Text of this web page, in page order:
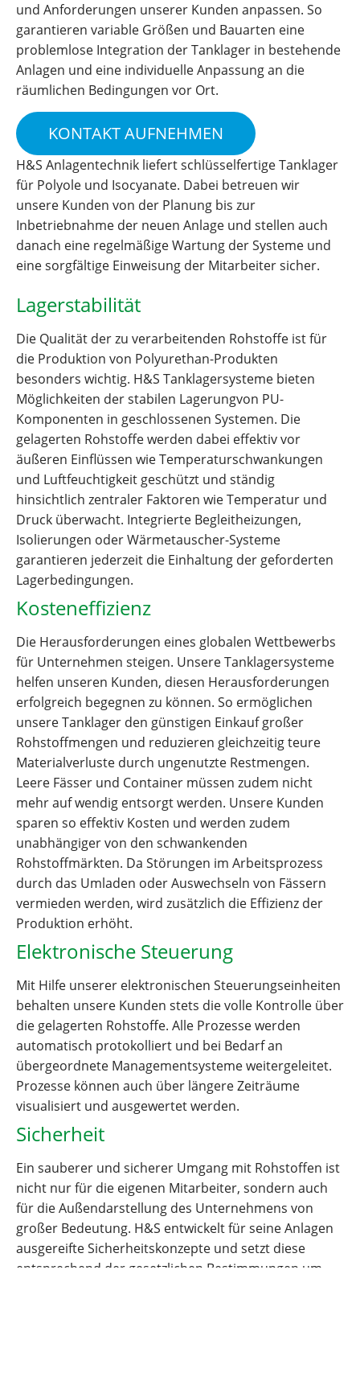
H&S Anlagentechnik liefert schlüsselfertige Tanklager
für Polyole und Isocyanate. Dabei betreuen wir
unsere Kunden von der Planung bis zur
Inbetriebnahme der neuen Anlage und stellen auch
danach eine regelmäßige Wartung der Systeme und
eine sorgfältige Einweisung der Mitarbeiter sicher.
und Anforderungen unserer Kunden anpassen. So
garantieren variable Größen und Bauarten eine
problemlose Integration der Tanklager in bestehende
Anlagen und eine individuelle Anpassung an die
räumlichen Bedingungen vor Ort.
KONTAKT AUFNEHMEN
Kosteneffizienz
Die Herausforderungen eines globalen Wettbewerbs
für Unternehmen steigen. Unsere Tanklagersysteme
helfen unseren Kunden, diesen Herausforderungen
erfolgreich begegnen zu können. So ermöglichen
unsere Tanklager den günstigen Einkauf großer
Rohstoffmengen und reduzieren gleichzeitig teure
Materialverluste durch ungenutzte Restmengen.
Leere Fässer und Container müssen zudem nicht
mehr auf wendig entsorgt werden. Unsere Kunden
sparen so effektiv Kosten und werden zudem
unabhängiger von den schwankenden
Rohstoffmärkten. Da Störungen im Arbeitsprozess
durch das Umladen oder Auswechseln von Fässern
vermieden werden, wird zusätzlich die Effizienz der
Produktion erhöht.
Lagerstabilität
Die Qualität der zu verarbeitenden Rohstoffe ist für
die Produktion von Polyurethan-Produkten
besonders wichtig. H&S Tanklagersysteme bieten
Möglichkeiten der stabilen Lagerungvon PU-
Komponenten in geschlossenen Systemen. Die
gelagerten Rohstoffe werden dabei effektiv vor
äußeren Einflüssen wie Temperaturschwankungen
und Luftfeuchtigkeit geschützt und ständig
hinsichtlich zentraler Faktoren wie Temperatur und
Druck überwacht. Integrierte Begleitheizungen,
Isolierungen oder Wärmetauscher-Systeme
garantieren jederzeit die Einhaltung der geforderten
Lagerbedingungen.
Sicherheit
Ein sauberer und sicherer Umgang mit Rohstoffen ist
nicht nur für die eigenen Mitarbeiter, sondern auch
für die Außendarstellung des Unternehmens von
großer Bedeutung. H&S entwickelt für seine Anlagen
ausgereifte Sicherheitskonzepte und setzt diese
entsprechend der gesetzlichen Bestimmungen um.
Elektronische Steuerung
Mit Hilfe unserer elektronischen Steuerungseinheiten
behalten unsere Kunden stets die volle Kontrolle über
die gelagerten Rohstoffe. Alle Prozesse werden
automatisch protokolliert und bei Bedarf an
übergeordnete Managementsysteme weitergeleitet.
Prozesse können auch über längere Zeiträume
visualisiert und ausgewertet werden.